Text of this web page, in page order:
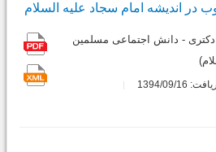
اندیشه امام سجاد علیه السلام
- دانش اجتماعی مسلمین
1394/09/16